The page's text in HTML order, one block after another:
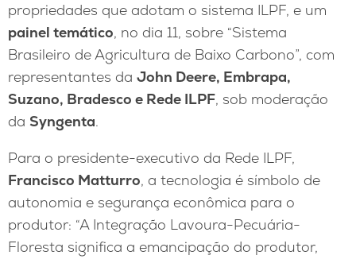
propriedades que adotam o sistema ILPF, e um
painel temático, no dia 11, sobre “Sistema
Brasileiro de Agricultura de Baixo Carbono”, com
representantes da John Deere, Embrapa,
Suzano, Bradesco e Rede ILPF, sob moderação
da Syngenta.
Para o presidente-executivo da Rede ILPF,
Francisco Matturro, a tecnologia é símbolo de
autonomia e segurança econômica para o
produtor: “A Integração Lavoura-Pecuária-
Floresta significa a emancipação do produtor,